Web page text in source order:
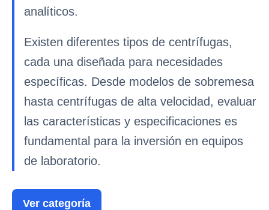
analíticos.
Existen diferentes tipos de centrífugas,
cada una diseñada para necesidades
específicas. Desde modelos de sobremesa
hasta centrífugas de alta velocidad, evaluar
las características y especificaciones es
fundamental para la inversión en equipos
de laboratorio.
Ver categoría